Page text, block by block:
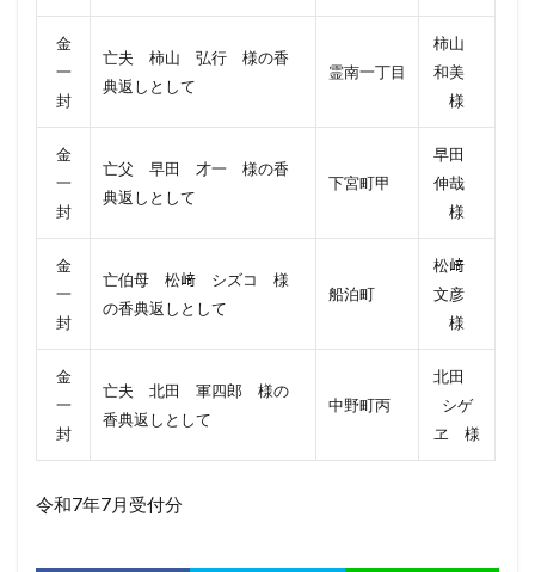
金
一
封
亡夫 柿山 弘行 様の香
典返しとして
霊南一丁目
柿山
和美
様
金
一
封
亡父 早田 才一 様の香
典返しとして
下宮町甲
早田
伸哉
様
金
一
封
亡伯母 松﨑 シズコ 様
の香典返しとして
船泊町
松﨑
文彦
様
金
一
封
亡夫 北田 軍四郎 様の
香典返しとして
中野町丙
北田
シゲ
ヱ 様
令和7年7月受付分